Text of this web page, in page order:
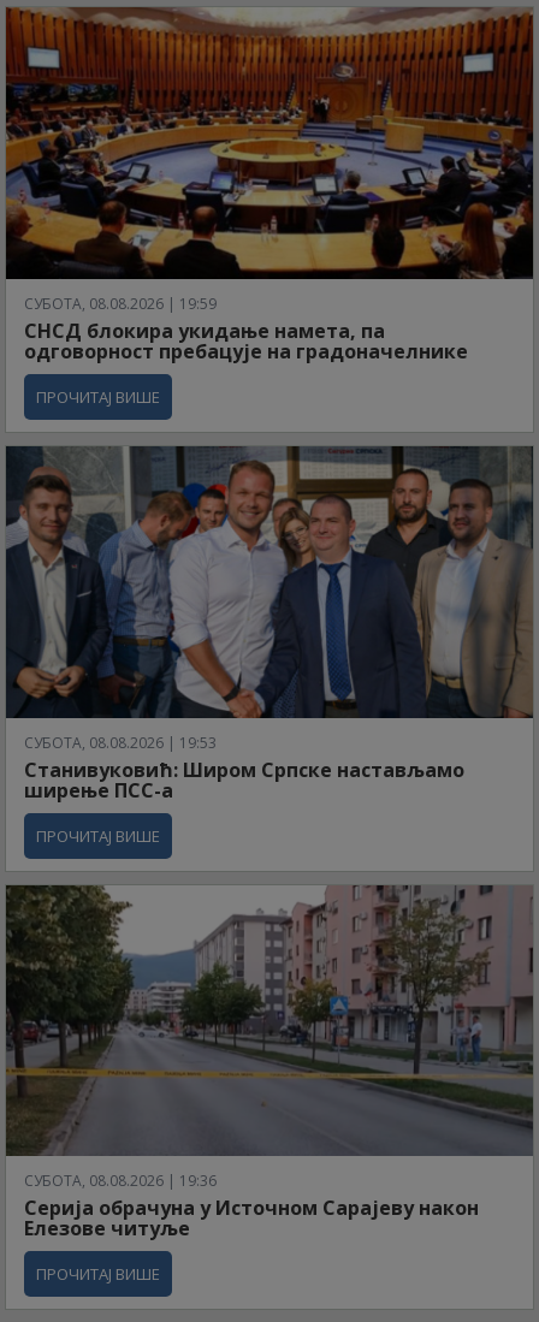
СУБОТА, 08.08.2026 | 19:59
СНСД блокира укидање намета, па
одговорност пребацује на градоначелнике
ПРОЧИТАЈ ВИШЕ
СУБОТА, 08.08.2026 | 19:53
Станивуковић: Широм Српске настављамо
ширење ПСС-а
ПРОЧИТАЈ ВИШЕ
СУБОТА, 08.08.2026 | 19:36
Серија обрачуна у Источном Сарајеву након
Елезове читуље
ПРОЧИТАЈ ВИШЕ